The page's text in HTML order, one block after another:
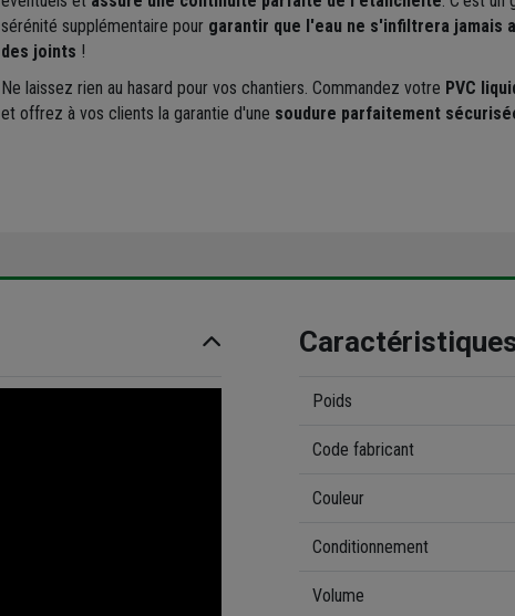
sérénité supplémentaire pour garantir que l'eau ne s'infiltrera jamais
des joints !
Ne laissez rien au hasard pour vos chantiers. Commandez votre PVC
et offrez à vos clients la garantie d'une soudure parfaitement
Poids
Code fabricant
Couleur
Conditionnement
Volume